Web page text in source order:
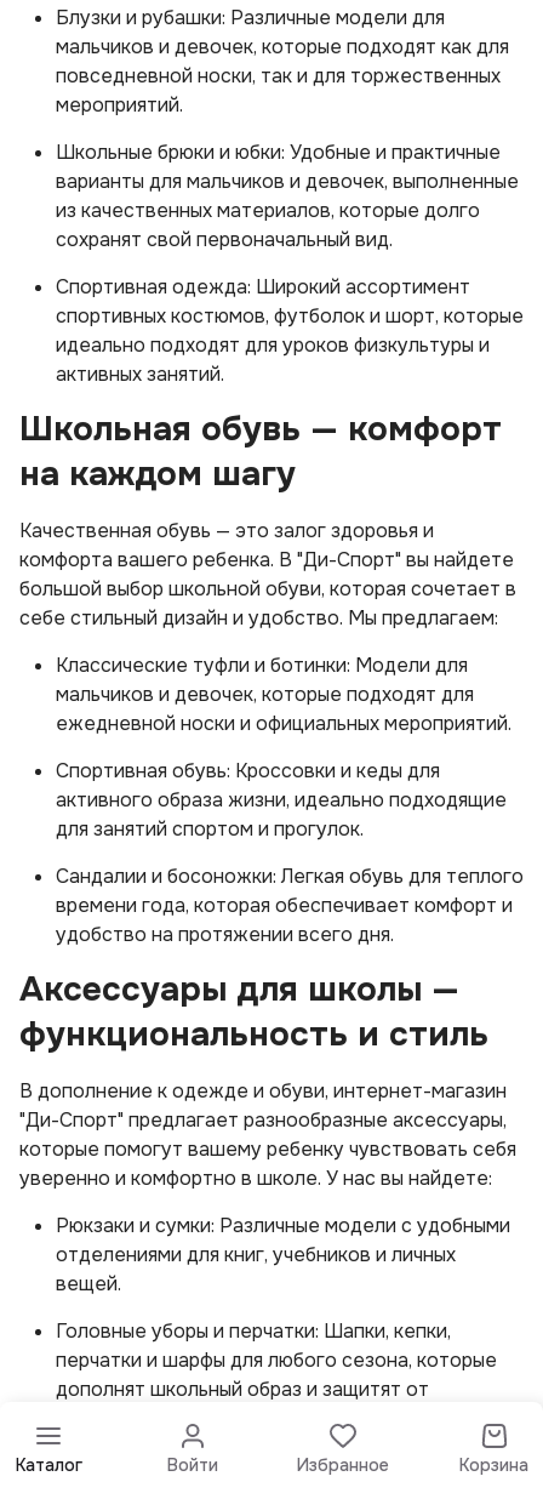
Блузки и рубашки: Различные модели для
мальчиков и девочек, которые подходят как для
повседневной носки, так и для торжественных
мероприятий.
Школьные брюки и юбки: Удобные и практичные
варианты для мальчиков и девочек, выполненные
из качественных материалов, которые долго
сохранят свой первоначальный вид.
Спортивная одежда: Широкий ассортимент
спортивных костюмов, футболок и шорт, которые
идеально подходят для уроков физкультуры и
активных занятий.
Школьная обувь — комфорт
на каждом шагу
Качественная обувь — это залог здоровья и
комфорта вашего ребенка. В "Ди-Спорт" вы найдете
большой выбор школьной обуви, которая сочетает в
себе стильный дизайн и удобство. Мы предлагаем:
Классические туфли и ботинки: Модели для
мальчиков и девочек, которые подходят для
ежедневной носки и официальных мероприятий.
Спортивная обувь: Кроссовки и кеды для
активного образа жизни, идеально подходящие
для занятий спортом и прогулок.
Сандалии и босоножки: Легкая обувь для теплого
времени года, которая обеспечивает комфорт и
удобство на протяжении всего дня.
Аксессуары для школы —
функциональность и стиль
В дополнение к одежде и обуви, интернет-магазин
"Ди-Спорт" предлагает разнообразные аксессуары,
которые помогут вашему ребенку чувствовать себя
уверенно и комфортно в школе. У нас вы найдете:
Рюкзаки и сумки: Различные модели с удобными
отделениями для книг, учебников и личных
вещей.
Головные уборы и перчатки: Шапки, кепки,
перчатки и шарфы для любого сезона, которые
дополнят школьный образ и защитят от
Ремни и галстуки: Стильные аксессуары, которые
Каталог Войти Избранное Корзина